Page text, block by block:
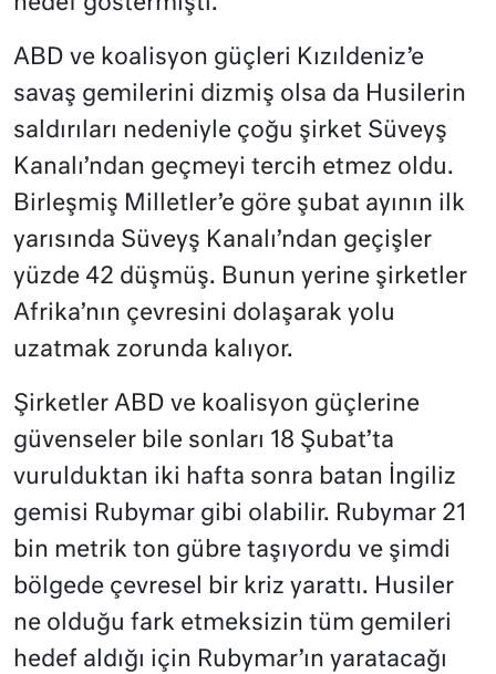
ABD ve koalisyon güçleri Kızıldeniz’e
savaş gemilerini dizmiş olsa da Husilerin
saldırıları nedeniyle çoğu şirket Süveyş
Kanalı’ndan geçmeyi tercih etmez oldu.
Birleşmiş Milletler’e göre şubat ayının ilk
yarısında Süveyş Kanalı’ndan geçişler
yüzde 42 düşmüş. Bunun yerine şirketler
Afrika’nın çevresini dolaşarak yolu
uzatmak zorunda kalıyor.
Şirketler ABD ve koalisyon güçlerine
güvenseler bile sonları 18 Şubat’ta
vurulduktan iki hafta sonra batan İngiliz
gemisi Rubymar gibi olabilir. Rubymar 21
bin metrik ton gübre taşıyordu ve şimdi
bölgede çevresel bir kriz yarattı. Husiler
ne olduğu fark etmeksizin tüm gemileri
hedef aldığı için Rubymar’ın yaratacağı